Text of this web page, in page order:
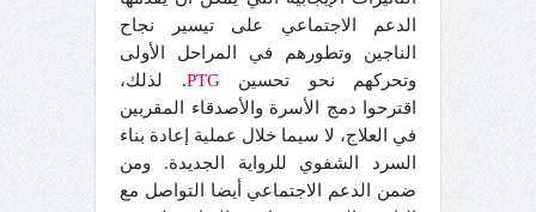
الدعم الاجتماعي على تيسير نجاح
الناجين وتطورهم في المراحل الأولى
وتحركهم نحو تحسينPTG. لذلك،
اقترحوا دمج الأسرة والأصدقاء المقربين
في العلاج، لا سيما خلال عملية إعادة بناء
السرد الشفوي للرواية الجديدة. ومن
ضمن الدعم الاجتماعي أيضا التواصل مع